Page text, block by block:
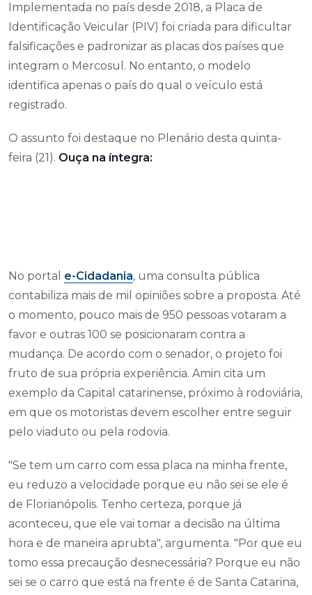
Implementada no país desde 2018, a Placa de
Identificação Veicular (PIV) foi criada para dificultar
falsificações e padronizar as placas dos países que
integram o Mercosul. No entanto, o modelo
identifica apenas o país do qual o veículo está
registrado.
O assunto foi destaque no Plenário desta quinta-
feira (21). Ouça na íntegra:
No portal e-Cidadania, uma consulta pública
contabiliza mais de mil opiniões sobre a proposta. Até
o momento, pouco mais de 950 pessoas votaram a
favor e outras 100 se posicionaram contra a
mudança. De acordo com o senador, o projeto foi
fruto de sua própria experiência. Amin cita um
exemplo da Capital catarinense, próximo à rodoviária,
em que os motoristas devem escolher entre seguir
pelo viaduto ou pela rodovia.
"Se tem um carro com essa placa na minha frente,
eu reduzo a velocidade porque eu não sei se ele é
de Florianópolis. Tenho certeza, porque já
aconteceu, que ele vai tomar a decisão na última
hora e de maneira aprubta", argumenta. "Por que eu
tomo essa precaução desnecessária? Porque eu não
sei se o carro que está na frente é de Santa Catarina,